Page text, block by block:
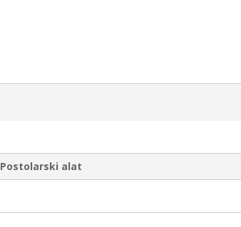
Postolarski alat